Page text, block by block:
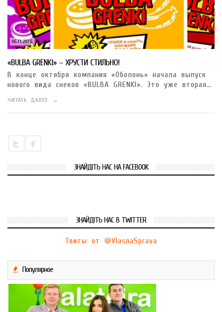
06.11.2015
«BULBA GRENKI» – ХРУСТИ СТИЛЬНО!
В конце октября компания «Оболонь» начала выпуск
нового вида снеков «BULBA GRENKI». Это уже вторая…
ЧИТАТЬ ДАЛЕЕ →
ЗНАЙДІТЬ НАС НА FACEBOOK
ЗНАЙДІТЬ НАС В TWITTER
Твиты от @VlasnaSprava
Популярное